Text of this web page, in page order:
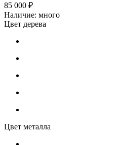
85 000 ₽
Наличие: много
Цвет дерева
Цвет металла